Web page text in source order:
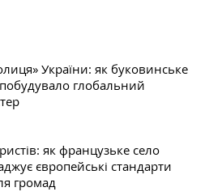
України: як буковинське
глобальний
як французьке село
європейські стандарти
громад